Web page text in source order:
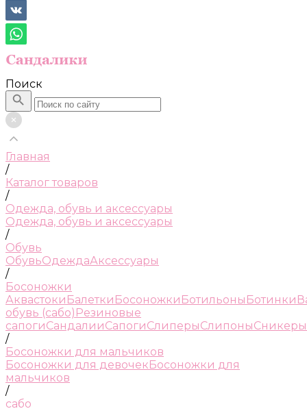
Поиск
Главная
/
Каталог товаров
/
Одежда, обувь и аксессуары
Одежда, обувь и аксессуары
/
Обувь
ОбувьОдеждаАксессуары
/
Босоножки
Аквастоки Балетки Босоножки Ботильоны Ботинки
обувь (сабо) Резиновые
сапогиСандалииСапогиСлиперыСлипоныСникеры
/
Босоножки для мальчиков
Босоножки для девочекБосоножки для
мальчиков
/
сабо